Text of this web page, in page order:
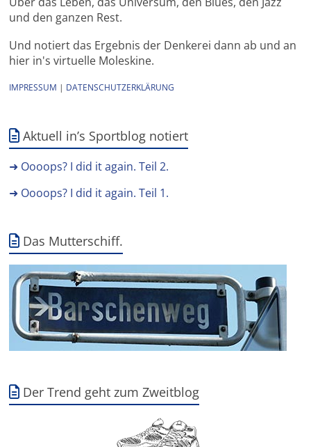
und den ganzen Rest.
Und notiert das Ergebnis der Denkerei dann ab und an
hier in's virtuelle Moleskine.
IMPRESSUM | DATENSCHUTZERKLÄRUNG
Aktuell in’s Sportblog notiert
➜ Oooops? I did it again. Teil 2.
➜ Oooops? I did it again. Teil 1.
Das Mutterschiff.
Der Trend geht zum Zweitblog